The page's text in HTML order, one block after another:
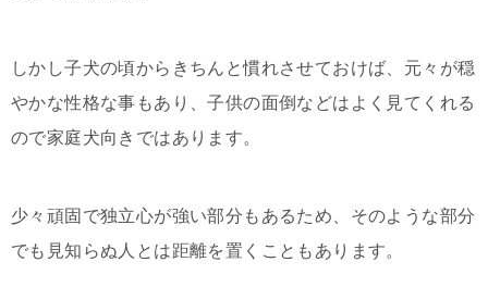
しかし子犬の頃からきちんと慣れさせておけば、元々が穏
やかな性格な事もあり、子供の面倒などはよく見てくれる
ので家庭犬向きではあります。
少々頑固で独立心が強い部分もあるため、そのような部分
でも見知らぬ人とは距離を置くこともあります。